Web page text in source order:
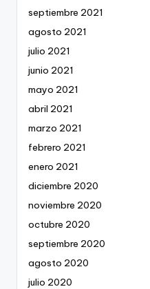
septiembre 2021
agosto 2021
julio 2021
junio 2021
mayo 2021
abril 2021
marzo 2021
febrero 2021
enero 2021
diciembre 2020
noviembre 2020
octubre 2020
septiembre 2020
agosto 2020
julio 2020